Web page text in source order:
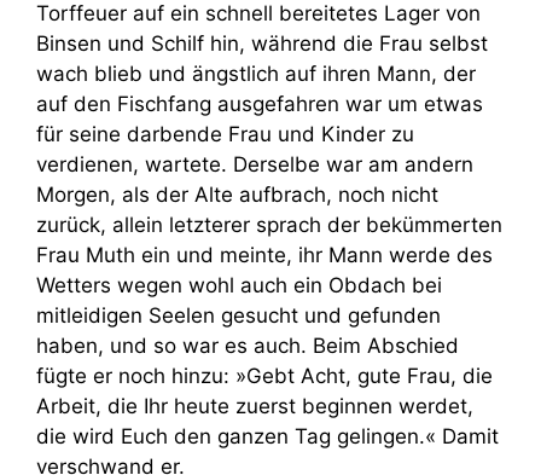
Torffeuer auf ein schnell bereitetes Lager von
Binsen und Schilf hin, während die Frau selbst
wach blieb und ängstlich auf ihren Mann, der
auf den Fischfang ausgefahren war um etwas
für seine darbende Frau und Kinder zu
verdienen, wartete. Derselbe war am andern
Morgen, als der Alte aufbrach, noch nicht
zurück, allein letzterer sprach der bekümmerten
Frau Muth ein und meinte, ihr Mann werde des
Wetters wegen wohl auch ein Obdach bei
mitleidigen Seelen gesucht und gefunden
haben, und so war es auch. Beim Abschied
fügte er noch hinzu: »Gebt Acht, gute Frau, die
Arbeit, die Ihr heute zuerst beginnen werdet,
die wird Euch den ganzen Tag gelingen.« Damit
verschwand er.